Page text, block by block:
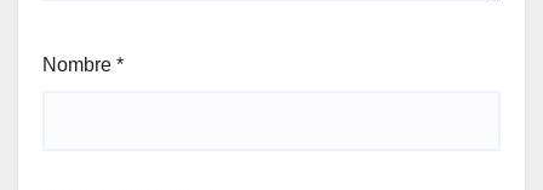
Nombre *